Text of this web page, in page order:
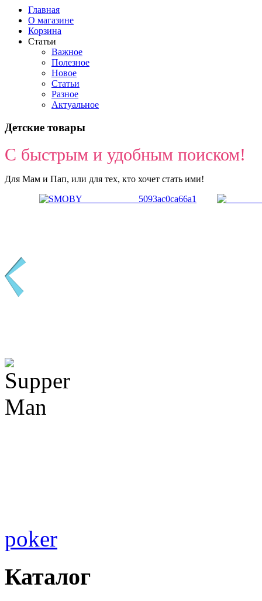
Главная
О магазине
Корзина
Статьи
Важное
Полезное
Новое
Статьи
Разное
Актуальное
Детские товары
С быстрым и удобным поиском!
Для Мам и Пап, или для тех, кто хочет стать ими!
poker
Каталог